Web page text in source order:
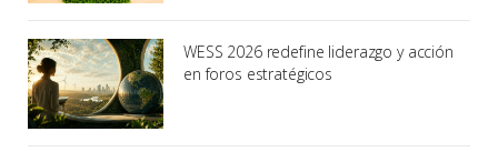
WESS 2026 redefine liderazgo y acción
en foros estratégicos